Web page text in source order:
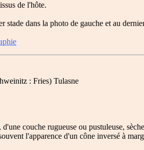
de l'hôte.
dans la photo de gauche et au
: Fries) Tulasne
couche rugueuse ou pustuleuse,
l'apparence d'un cône inversé à